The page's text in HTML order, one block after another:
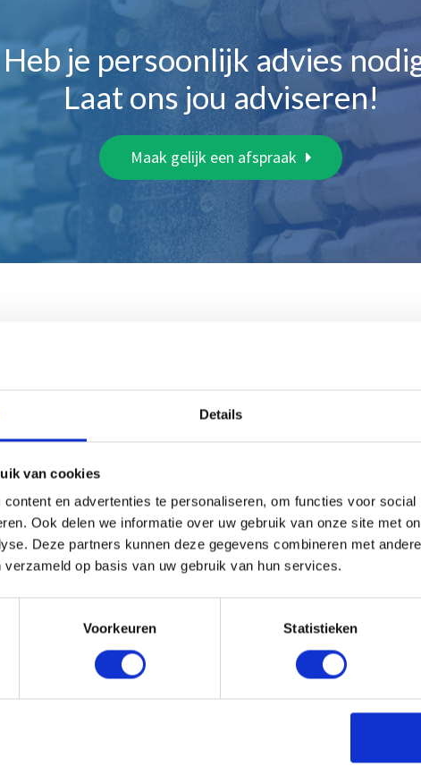
Details
van cookies
en advertenties te personaliseren, om functies voor
Ook delen we informatie over uw gebruik van onze site met
Deze partners kunnen deze gegevens combineren met
op basis van uw gebruik van hun services.
Voorkeuren Statistieken
Heb je persoonlijk advies
Laat ons jou adviseren!
Maak gelijk een afspraak